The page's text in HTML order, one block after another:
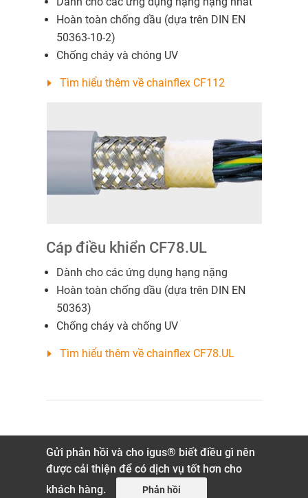
Hoàn toàn chống dầu (dựa trên DIN EN
50363-10-2)
Chống cháy và chóng UV
Tìm hiểu thêm về chainflex CF112
Cáp điều khiển CF78.UL
Dành cho các ứng dụng hạng nặng
Hoàn toàn chống dầu (dựa trên DIN EN
50363)
Chống cháy và chống UV
Tìm hiểu thêm về chainflex CF78.UL
Gửi phản hồi và cho igus® biết điều gì nên
được cải thiện để có dịch vụ tốt hơn cho
khách hàng.
Phản hồi